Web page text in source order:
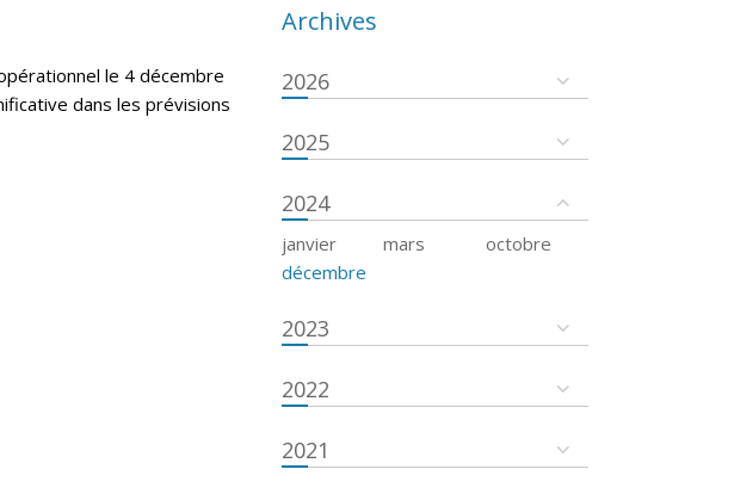
le 4 décembre
dans les prévisions
Archives
2026
2025
2024
janvier mars
octobre
décembre
2023
2022
2021